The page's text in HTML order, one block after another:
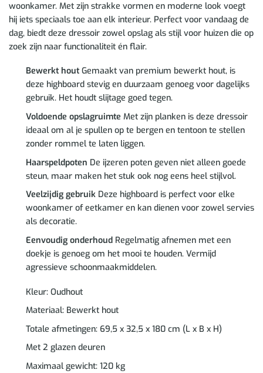
woonkamer. Met zijn strakke vormen en moderne look voegt
hij iets speciaals toe aan elk interieur. Perfect voor vandaag de
dag, biedt deze dressoir zowel opslag als stijl voor huizen die op
zoek zijn naar functionaliteit én flair.
Bewerkt houtGemaakt van premium bewerkt hout, is
deze highboard stevig en duurzaam genoeg voor dagelijks
gebruik. Het houdt slijtage goed tegen.
Voldoende opslagruimte Met zijn planken is deze dressoir
ideaal om al je spullen op te bergen en tentoon te stellen
zonder rommel te laten liggen.
Haarspeldpoten De ijzeren poten geven niet alleen goede
steun, maar maken het stuk ook nog eens heel stijlvol.
Veelzijdig gebruikDeze highboard is perfect voor elke
woonkamer of eetkamer en kan dienen voor zowel servies
als decoratie.
Eenvoudig onderhoudRegelmatig afnemen met een
doekje is genoeg om het mooi te houden. Vermijd
agressieve schoonmaakmiddelen.
Kleur: Oudhout
Materiaal: Bewerkt hout
Totale afmetingen: 69,5 x 32,5 x 180 cm (L x B x H)
Met 2 glazen deuren
Maximaal gewicht: 120 kg